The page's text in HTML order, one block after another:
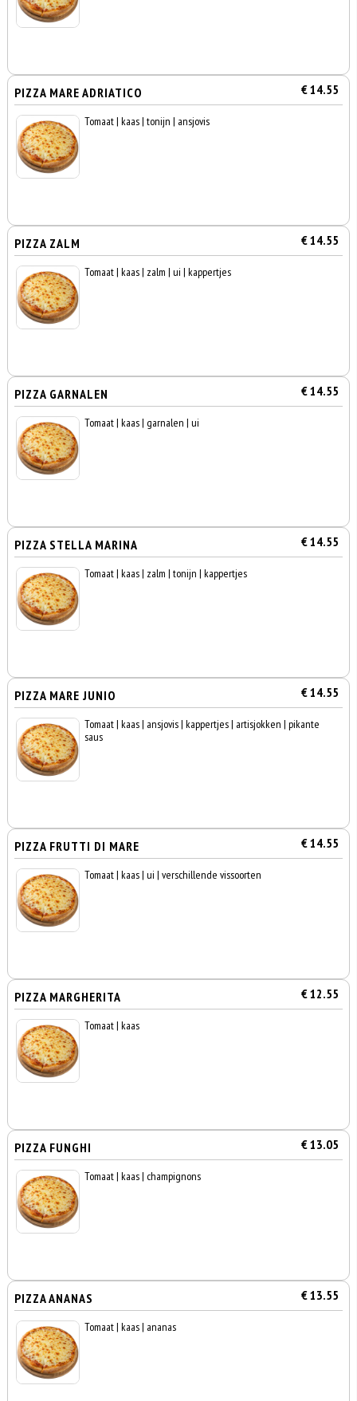
PIZZA MARE ADRIATICO € 14.55
Tomaat | kaas | tonijn | ansjovis
PIZZA ZALM € 14.55
Tomaat | kaas | zalm | ui | kappertjes
PIZZA GARNALEN € 14.55
Tomaat | kaas | garnalen | ui
PIZZA STELLA MARINA € 14.55
Tomaat | kaas | zalm | tonijn | kappertjes
PIZZA MARE JUNIO € 14.55
Tomaat | kaas | ansjovis | kappertjes | artisjokken | pikante
saus
PIZZA FRUTTI DI MARE € 14.55
Tomaat | kaas | ui | verschillende vissoorten
PIZZA MARGHERITA € 12.55
Tomaat | kaas
PIZZA FUNGHI € 13.05
Tomaat | kaas | champignons
PIZZA ANANAS € 13.55
Tomaat | kaas | ananas